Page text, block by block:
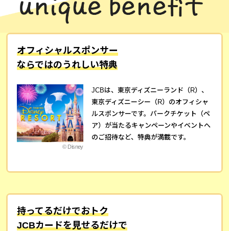
オフィシャルスポンサー
ならではのうれしい特典
© Disney
JCBは、東京ディズニーランド（R）、
東京ディズニーシー（R）のオフィシャ
ルスポンサーです。パークチケット（ペ
ア）が当たるキャンペーンやイベントへ
のご招待など、特典が満載です。
持ってるだけでおトク
JCBカードを見せるだけで